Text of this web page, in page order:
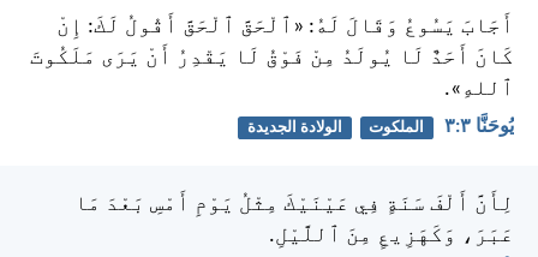
أَجَابَ يَسُوعُ وَقَالَ لَهُ: «ٱلْحَقَّ ٱلْحَقَّ أَقُولُ لَكَ: إِنْ
كَانَ أَحَدٌ لَا يُولَدُ مِنْ فَوْقُ لَا يَقْدِرُ أَنْ يَرَى مَلَكُوتَ
ٱللهِ».
يُوحَنَّا ٣:‏٣ الملكوت الولادة الجديدة
لِأَنَّ أَلْفَ سَنَةٍ فِي عَيْنَيْكَ مِثْلُ يَوْمِ أَمْسِ بَعْدَ مَا
عَبَرَ، وَكَهَزِيعٍ مِنَ ٱللَّيْلِ.